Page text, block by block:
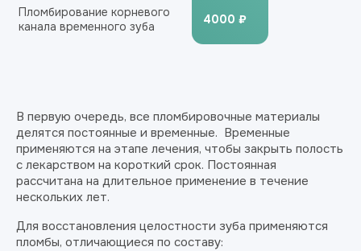
Пломбирование корневого
канала временного зуба
4000 ₽
В первую очередь, все пломбировочные материалы
делятся постоянные и временные. Временные
применяются на этапе лечения, чтобы закрыть полость
с лекарством на короткий срок. Постоянная
рассчитана на длительное применение в течение
нескольких лет.
Для восстановления целостности зуба применяются
пломбы, отличающиеся по составу: